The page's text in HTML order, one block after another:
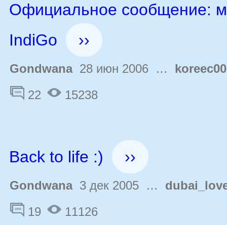
Официальное сообщение:
IndiGo
››
Gondwana28 июн 2006 …
22
15238
Back to life :) ››
Gondwana3 дек 2005 …
19
11126